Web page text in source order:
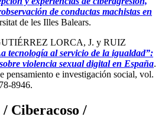
de conductas machistas en
de les Illes Balears.
LORCA, J. y RUIZ
tecnología al servicio de la igualdad”:
violencia sexual digital en España.
pensamiento e investigación social, vol.
8946.
Ciberacoso /